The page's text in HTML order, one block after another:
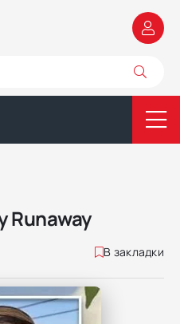
Runaway
В закладки